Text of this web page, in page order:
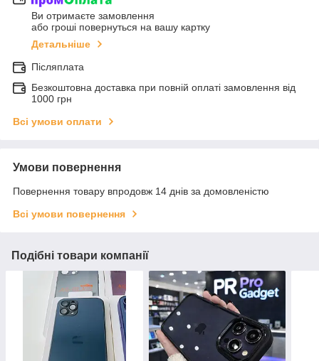
Ви отримаєте замовлення
або гроші повернуться на вашу картку
Детальніше
Післяплата
Безкоштовна доставка при повній оплаті замовлення від
1000 грн
Всі умови оплати
Умови повернення
Повернення товару впродовж 14 днів за домовленістю
Всі умови повернення
Подібні товари компанії